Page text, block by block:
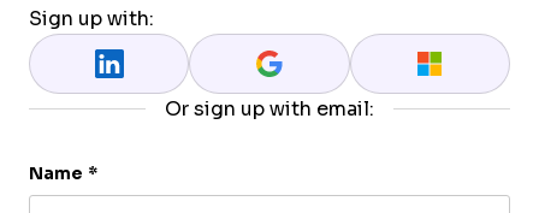
Sign up with:
Or sign up with email:
Name *